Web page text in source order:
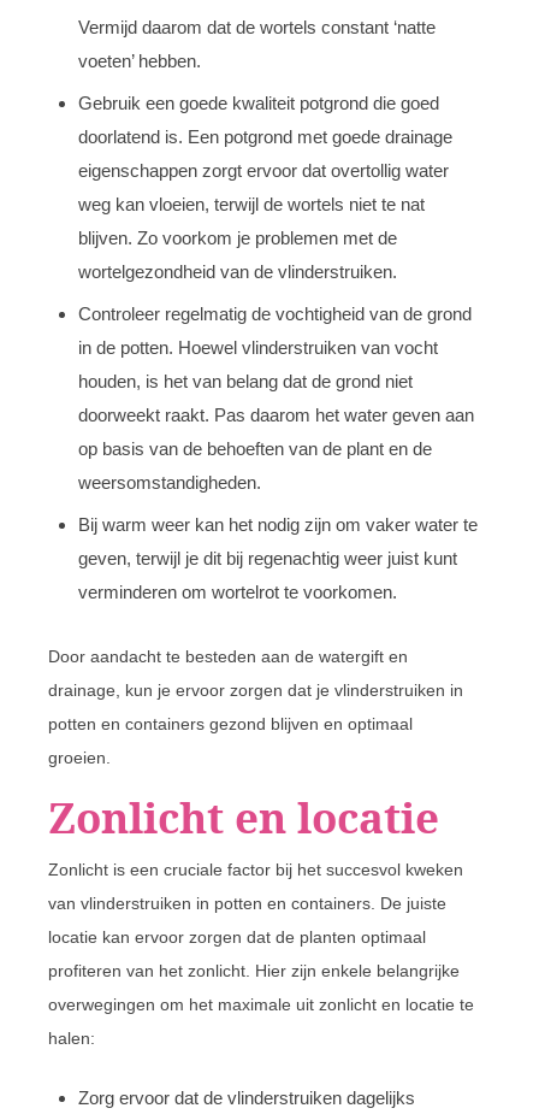
Vermijd daarom dat de wortels constant ‘natte
voeten’ hebben.
Gebruik een goede kwaliteit potgrond die goed
doorlatend is. Een potgrond met goede drainage
eigenschappen zorgt ervoor dat overtollig water
weg kan vloeien, terwijl de wortels niet te nat
blijven. Zo voorkom je problemen met de
wortelgezondheid van de vlinderstruiken.
Controleer regelmatig de vochtigheid van de grond
in de potten. Hoewel vlinderstruiken van vocht
houden, is het van belang dat de grond niet
doorweekt raakt. Pas daarom het water geven aan
op basis van de behoeften van de plant en de
weersomstandigheden.
Bij warm weer kan het nodig zijn om vaker water te
geven, terwijl je dit bij regenachtig weer juist kunt
verminderen om wortelrot te voorkomen.
Door aandacht te besteden aan de watergift en
drainage, kun je ervoor zorgen dat je vlinderstruiken in
potten en containers gezond blijven en optimaal
groeien.
Zonlicht en locatie
Zonlicht is een cruciale factor bij het succesvol kweken
van vlinderstruiken in potten en containers. De juiste
locatie kan ervoor zorgen dat de planten optimaal
profiteren van het zonlicht. Hier zijn enkele belangrijke
overwegingen om het maximale uit zonlicht en locatie te
halen:
Zorg ervoor dat de vlinderstruiken dagelijks